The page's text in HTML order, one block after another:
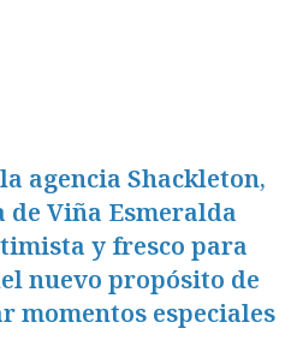
agencia Shackleton,
de Viña Esmeralda
y fresco para
nuevo propósito de
momentos especiales